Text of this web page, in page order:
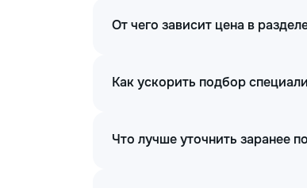
От чего зависит цена в
Как ускорить подбор
Что лучше уточнить заранее